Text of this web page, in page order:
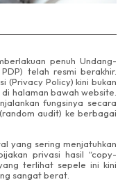
penuh Undang-
telah resmi berakhir.
(Privacy Policy) kini bukan
halaman bawah website.
fungsinya secara
audit) ke berbagai
yang sering menjatuhkan
privasi hasil “copy-
terlihat sepele ini kini
sangat berat.